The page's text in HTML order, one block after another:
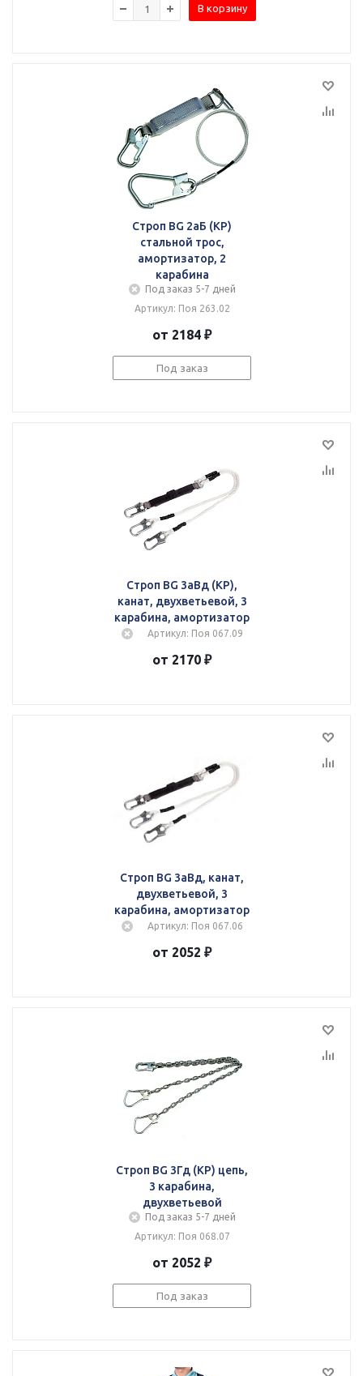
В корзину
Строп BG 2аБ (КР)
стальной трос,
амортизатор, 2
карабина
Под заказ 5-7 дней
Артикул: Поя 263.02
от 2184 ₽
Под заказ
Строп BG 3аВд (КР),
канат, двухветьевой, 3
карабина, амортизатор
Артикул: Поя 067.09
от 2170 ₽
Строп BG 3аВд, канат,
двухветьевой, 3
карабина, амортизатор
Артикул: Поя 067.06
от 2052 ₽
Строп BG 3Гд (КР) цепь,
3 карабина,
двухветьевой
Под заказ 5-7 дней
Артикул: Поя 068.07
от 2052 ₽
Под заказ